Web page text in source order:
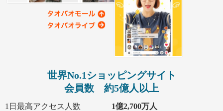
世界No.1ショッピングサイト
会員数 約5億人以上
1日最高アクセス人数
1億2,700万人